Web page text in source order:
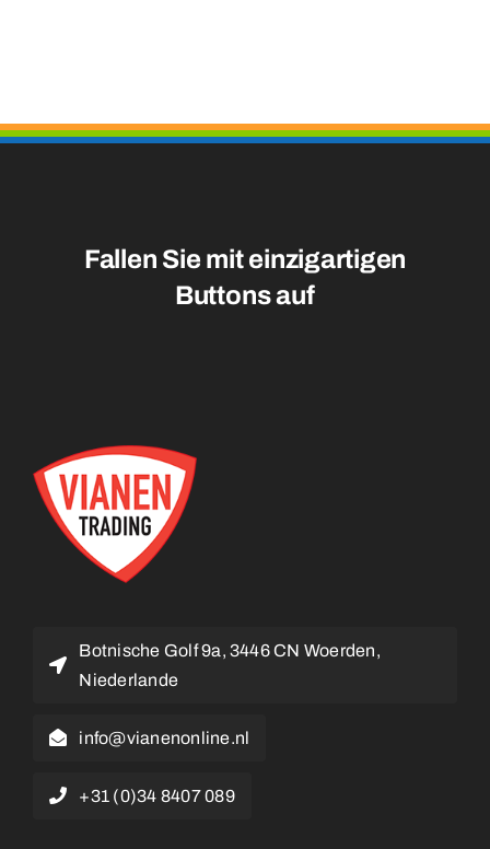
Fallen Sie mit einzigartigen
Niederlande